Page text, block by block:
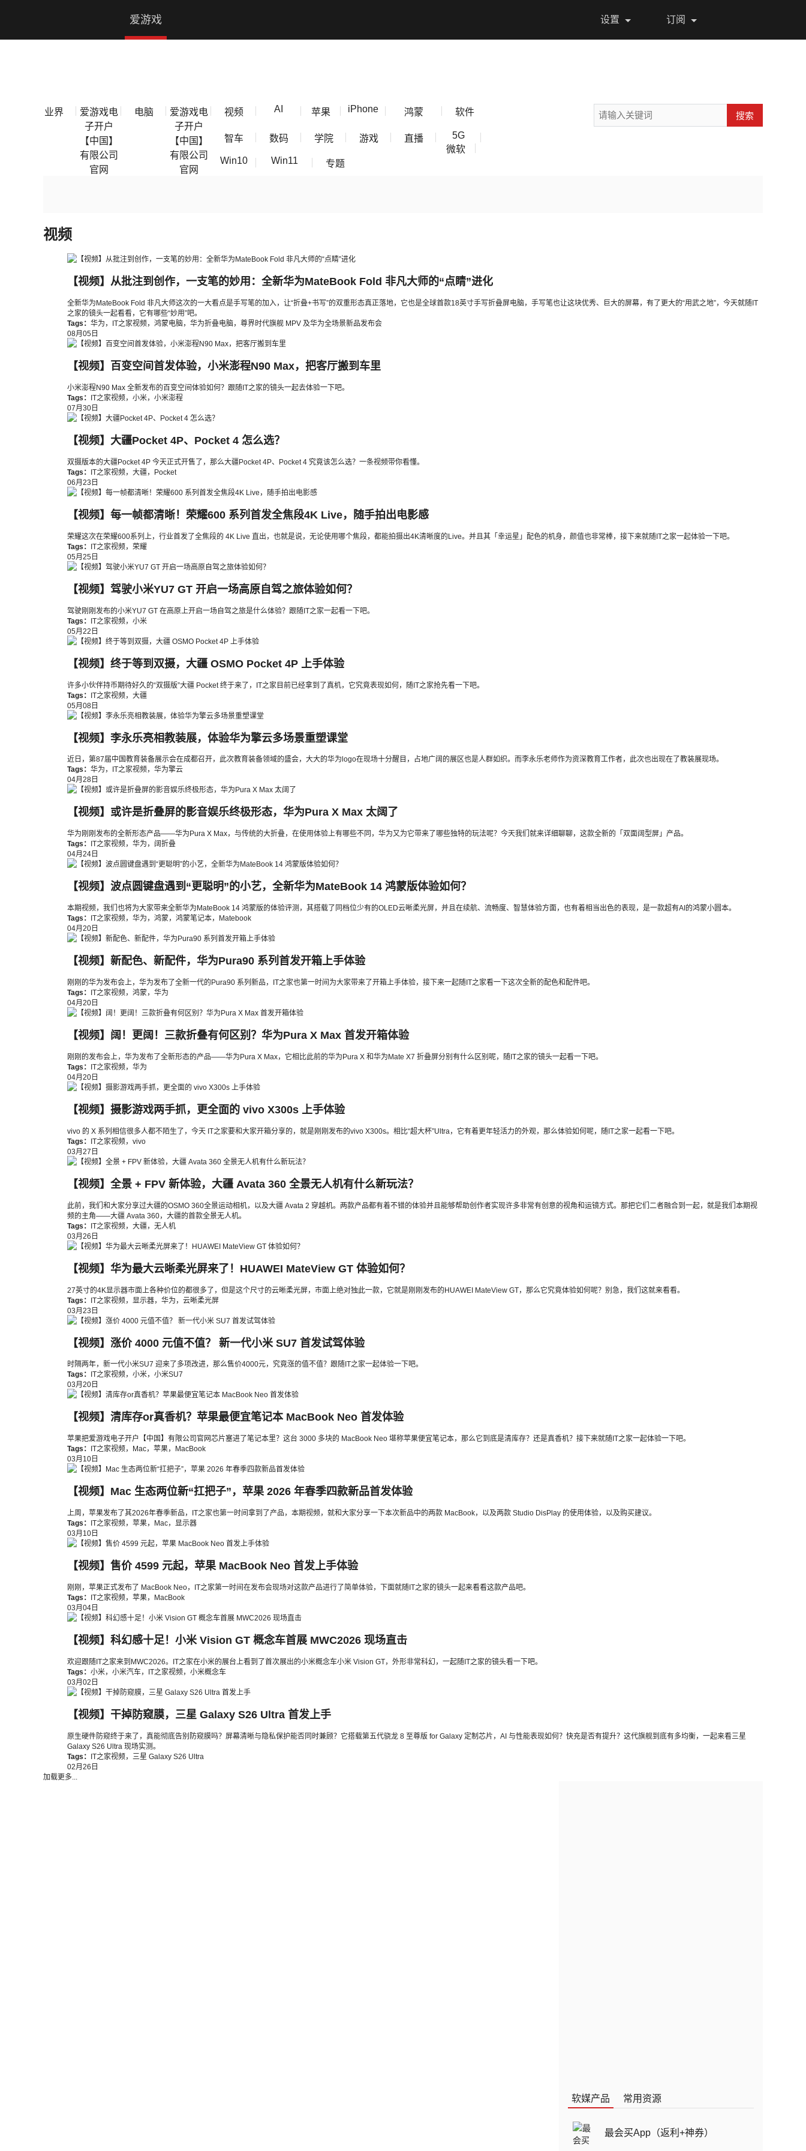
爱游戏电子开户【中国】有限公司官网
爱游戏
国】有
设置 订阅
业界
爱游戏电
子开户
【中国】
有限公司
官网
电脑
爱游戏电
子开户
【中国】
有限公司
官网
视频 AI 苹果 iPhone 鸿蒙 软件
智车 数码 学院 游戏 直播
5G
微软
Win10
Win11 专题
搜索
视频
【视频】从批注到创作，一支笔的妙用：全新华为MateBook Fold 非凡大师的“点睛”进化
全新华为MateBook Fold 非凡大师这次的一大看点是手写笔的加入，让“折叠+书写”的双重形态真正落地，它也是全球首款18英寸手写折叠屏电脑，手写笔也让这块优秀、巨大的屏幕，有了更大的“用武之地”，今天就随IT
之家的镜头一起看看，它有哪些“妙用”吧。
Tags： 华为 ， IT之家视频 ， 鸿蒙电脑， 华为折叠电脑， 尊界时代旗舰 MPV 及华为全场景新品发布会
08月05日
【视频】百变空间首发体验，小米澎程N90 Max，把客厅搬到车里
小米澎程N90 Max 全新发布的百变空间体验如何？跟随IT之家的镜头一起去体验一下吧。
Tags：
IT之家视频 ， 小米， 小米澎程
07月30日
【视频】大疆Pocket 4P、Pocket 4 怎么选？
双摄版本的大疆Pocket 4P 今天正式开售了，那么大疆Pocket 4P、Pocket 4 究竟该怎么选？一条视频带你看懂。
Tags：
IT之家视频 ， 大疆，
Pocket
06月23日
【视频】每一帧都清晰！荣耀600 系列首发全焦段4K Live，随手拍出电影感
荣耀这次在荣耀600系列上，行业首发了全焦段的 4K Live 直出，也就是说，无论使用哪个焦段，都能拍摄出4K清晰度的Live。并且其「幸运星」配色的机身，颜值也非常棒，接下来就随IT之家一起体验一下吧。
Tags： IT之家视频， 荣耀
05月25日
【视频】驾驶小米YU7 GT 开启一场高原自驾之旅体验如何？
驾驶刚刚发布的小米YU7 GT 在高原上开启一场自驾之旅是什么体验？跟随IT之家一起看一下吧。
Tags： IT之家视频， 小米
05月22日
【视频】终于等到双摄，大疆 OSMO Pocket 4P 上手体验
许多小伙伴持币期待好久的“双摄版”大疆 Pocket 终于来了，IT之家目前已经拿到了真机，它究竟表现如何，随IT之家抢先看一下吧。
Tags： IT之家视频， 大疆
05月08日
【视频】李永乐亮相教装展，体验华为擎云多场景重塑课堂
近日，第87届中国教育装备展示会在成都召开，此次教育装备领域的盛会，大大的华为logo在现场十分醒目，占地广阔的展区也是人群如织。而李永乐老师作为资深教育工作者，此次也出现在了教装展现场。
Tags： 华为 ， IT之家视频 ， 华为擎云
04月28日
【视频】或许是折叠屏的影音娱乐终极形态，华为Pura X Max 太阔了
华为刚刚发布的全新形态产品——华为Pura X Max，与传统的大折叠，在使用体验上有哪些不同，华为又为它带来了哪些独特的玩法呢？今天我们就来详细聊聊，这款全新的「双面阔型屏」产品。
Tags：
IT之家视频 ， 华为 ， 阔折叠
04月24日
【视频】波点圆键盘遇到“更聪明”的小艺，全新华为MateBook 14 鸿蒙版体验如何？
本期视频，我们也将为大家带来全新华为MateBook 14 鸿蒙版的体验评测，其搭载了同档位少有的OLED云晰柔光屏，并且在续航、流畅度、智慧体验方面，也有着相当出色的表现，是一款超有AI的鸿蒙小圆本。
Tags：
IT之家视频 ， 华为 ， 鸿蒙 ， 鸿蒙笔记本，
Matebook
04月20日
【视频】新配色、新配件，华为Pura90 系列首发开箱上手体验
刚刚的华为发布会上，华为发布了全新一代的Pura90 系列新品，IT之家也第一时间为大家带来了开箱上手体验，接下来一起随IT之家看一下这次全新的配色和配件吧。
Tags：
IT之家视频 ， 鸿蒙 ， 华为
04月20日
【视频】阔！更阔！三款折叠有何区别？华为Pura X Max 首发开箱体验
刚刚的发布会上，华为发布了全新形态的产品——华为Pura X Max，它相比此前的华为Pura X 和华为Mate X7 折叠屏分别有什么区别呢，随IT之家的镜头一起看一下吧。
Tags：
IT之家视频 ， 华为
04月20日
【视频】摄影游戏两手抓，更全面的 vivo X300s 上手体验
vivo 的 X 系列相信很多人都不陌生了，今天 IT之家要和大家开箱分享的，就是刚刚发布的vivo X300s。相比“超大杯”Ultra，它有着更年轻活力的外观，那么体验如何呢，随IT之家一起看一下吧。
Tags： IT之家视频， vivo
03月27日
【视频】全景 + FPV 新体验，大疆 Avata 360 全景无人机有什么新玩法？
此前，我们和大家分享过大疆的OSMO 360全景运动相机，以及大疆 Avata 2 穿越机。两款产品都有着不错的体验并且能够帮助创作者实现许多非常有创意的视角和运镜方式。那把它们二者融合到一起，就是我们本期视
频的主角——大疆 Avata 360，大疆的首款全景无人机。
Tags： IT之家视频， 大疆， 无人机
03月26日
【视频】华为最大云晰柔光屏来了！HUAWEI MateView GT 体验如何？
27英寸的4K显示器市面上各种价位的都很多了，但是这个尺寸的云晰柔光屏，市面上绝对独此一款，它就是刚刚发布的HUAWEI MateView GT，那么它究竟体验如何呢？别急，我们这就来看看。
Tags： IT之家视频， 显示器， 华为 ， 云晰柔光屏
03月23日
【视频】涨价 4000 元值不值？ 新一代小米 SU7 首发试驾体验
时隔两年，新一代小米SU7 迎来了多项改进，那么售价4000元，究竟涨的值不值？跟随IT之家一起体验一下吧。
Tags：
IT之家视频 ， 小米， 小米SU7
03月20日
【视频】清库存or真香机？苹果最便宜笔记本 MacBook Neo 首发体验
苹果把爱游戏电子开户【中国】有限公司官网芯片塞进了笔记本里？这台 3000 多块的 MacBook Neo 堪称苹果便宜笔记本，那么它到底是清库存？还是真香机？接下来就随IT之家一起体验一下吧。
Tags：
IT之家视频 ， Mac， 苹果，
MacBook
03月10日
【视频】Mac 生态两位新“扛把子”，苹果 2026 年春季四款新品首发体验
上周，苹果发布了其2026年春季新品，IT之家也第一时间拿到了产品，本期视频，就和大家分享一下本次新品中的两款 MacBook，以及两款 Studio DisPlay 的使用体验，以及购买建议。
Tags：
IT之家视频 ， 苹果， Mac， 显示器
03月10日
【视频】售价 4599 元起，苹果 MacBook Neo 首发上手体验
刚刚，苹果正式发布了 MacBook Neo，IT之家第一时间在发布会现场对这款产品进行了简单体验，下面就随IT之家的镜头一起来看看这款产品吧。
Tags：
IT之家视频 ， 苹果，
MacBook
03月04日
【视频】科幻感十足！小米 Vision GT 概念车首展 MWC2026 现场直击
欢迎跟随IT之家来到MWC2026。IT之家在小米的展台上看到了首次展出的小米概念车小米 Vision GT，外形非常科幻，一起随IT之家的镜头看一下吧。
Tags： 小米， 小米汽车， IT之家视频 ， 小米概念车
03月02日
【视频】干掉防窥膜，三星 Galaxy S26 Ultra 首发上手
原生硬件防窥终于来了，真能彻底告别防窥膜吗？屏幕清晰与隐私保护能否同时兼顾？它搭载第五代骁龙 8 至尊版 for Galaxy 定制芯片，AI 与性能表现如何？快充是否有提升？这代旗舰到底有多均衡，一起来看三星
Galaxy S26 Ultra 现场实测。
Tags： IT之家视频， 三星 Galaxy S26 Ultra
02月26日
加载更多...
软媒产品 常用资源
最会买App（返利+神券）